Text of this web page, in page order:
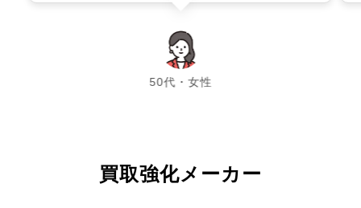
50代・女性
chevron_left chevron_right
買取強化メーカー